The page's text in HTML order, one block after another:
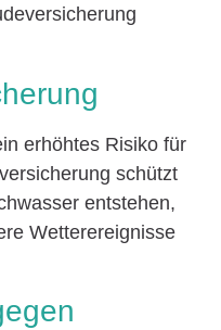
erhöhtes Risiko für
schützt
entstehen,
Wetterereignisse